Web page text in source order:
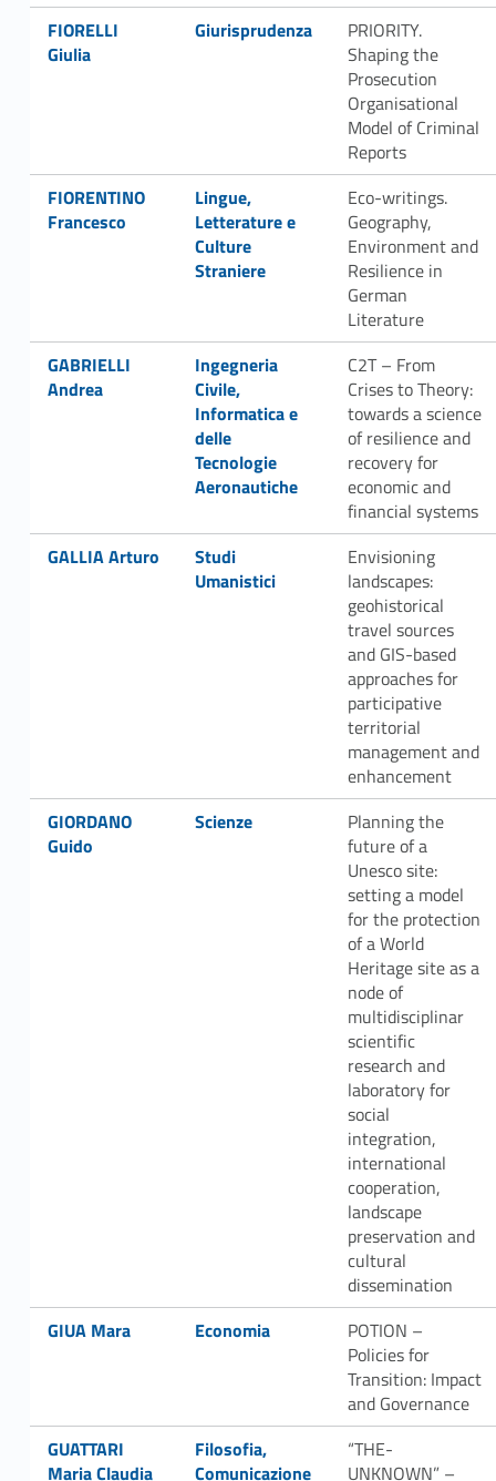
Link identifier #identifier__183285-41
FIORELLI
Giulia
Link identifier #identifier__89483-42
Giurisprudenza
PRIORITY.
Shaping the
Prosecution
Organisational
Model of Criminal
Reports
Link identifier #identifier__69597-43
FIORENTINO
Francesco
Link identifier #identifier__117912-44
Lingue,
Letterature e
Culture
Straniere
Eco-writings.
Geography,
Environment and
Resilience in
German
Literature
Link identifier #identifier__10421-45
GABRIELLI
Andrea
Link identifier #identifier__100029-46
Ingegneria
Civile,
Informatica e
delle
Tecnologie
Aeronautiche
C2T – From
Crises to Theory:
towards a science
of resilience and
recovery for
economic and
financial systems
Link identifier #identifier__51526-47
GALLIA Arturo Link identifier #identifier__133964-48
Studi
Umanistici
Envisioning
landscapes:
geohistorical
travel sources
and GIS-based
approaches for
participative
territorial
management and
enhancement
Link identifier #identifier__184938-49
GIORDANO
Guido
Link identifier #identifier__165001-50
Scienze
Planning the
future of a
Unesco site:
setting a model
for the protection
of a World
Heritage site as a
node of
multidisciplinar
scientific
research and
laboratory for
social
integration,
international
cooperation,
landscape
preservation and
cultural
dissemination
Link identifier #identifier__7138-51
GIUA Mara Link identifier #identifier__120926-52
Economia
POTION –
Policies for
Transition: Impact
and Governance
Link identifier #identifier__123220-53
GUATTARI
Maria Claudia
Link identifier #identifier__183529-54
Filosofia,
Comunicazione
“THE-
UNKNOWN” –